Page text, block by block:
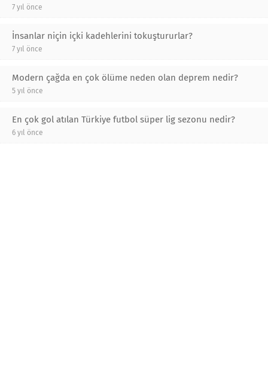
7 yıl önce
İnsanlar niçin içki kadehlerini tokuştururlar?
7 yıl önce
Modern çağda en çok ölüme neden olan deprem nedir?
5 yıl önce
En çok gol atılan Türkiye futbol süper lig sezonu nedir?
6 yıl önce